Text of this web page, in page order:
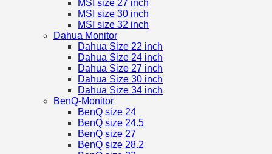
MSI size 27 inch
MSI size 30 inch
MSI size 32 inch
Dahua Monitor
Dahua Size 22 inch
Dahua Size 24 inch
Dahua Size 27 inch
Dahua Size 30 inch
Dahua Size 34 inch
BenQ-Monitor
BenQ size 24
BenQ size 24.5
BenQ size 27
BenQ size 28.2